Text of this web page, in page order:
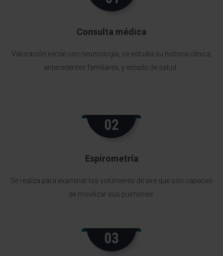
Consulta médica
Valoración inicial con neumología, se estudia su historia clínica,
antecedentes familiares, y estado de salud.
Espirometría
Se realiza para examinar los volúmenes de aire que son capaces
de movilizar sus pulmones.